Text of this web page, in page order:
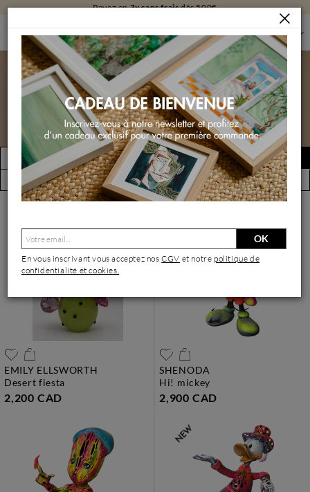
Livraisongratuiteen galerie
SCULPTURES SCULPTURES PAR FORMAT SCULPTURES GRAND FORMAT
Sculptures grand format
FILTRER
(35 œuvres)
Créer une alerte
Vue par artiste
EMILY ELLSWORTH
desert fiesta
2,200 CAD
SHENODA
hi! mickey
2,900 CAD
OK
En vous inscrivant vous acceptez nosCGV et notre politique de
confidentialité et cookies.